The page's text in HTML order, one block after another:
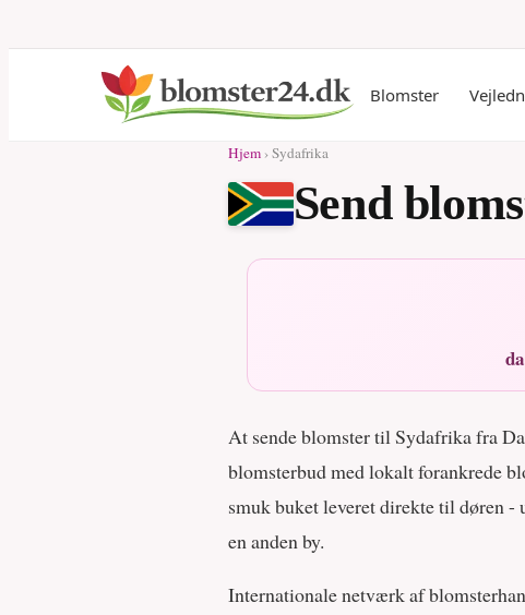
Blomster
Hjem › Sydafrika
Send
At sende blomster til Sydafrika fra
blomsterbud med lokalt forankrede
smuk buket leveret direkte til døren -
en anden by.
Internationale netværk af